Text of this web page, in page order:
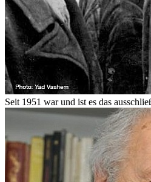
Seit 1951 war und ist es das